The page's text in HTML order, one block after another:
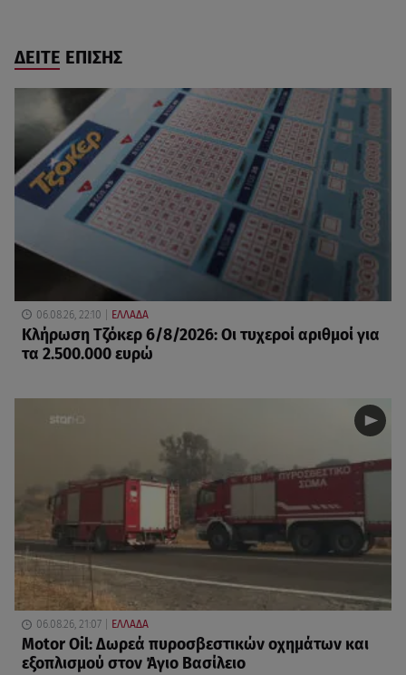
ΔΕΙΤΕ ΕΠΙΣΗΣ
06.08.26, 22:10 ΕΛΛΑΔΑ
Κλήρωση Τζόκερ 6/8/2026: Οι τυχεροί αριθμοί για
τα 2.500.000 ευρώ
06.08.26, 21:07 ΕΛΛΑΔΑ
Motor Oil: Δωρεά πυροσβεστικών οχημάτων και
εξοπλισμού στον Άγιο Βασίλειο